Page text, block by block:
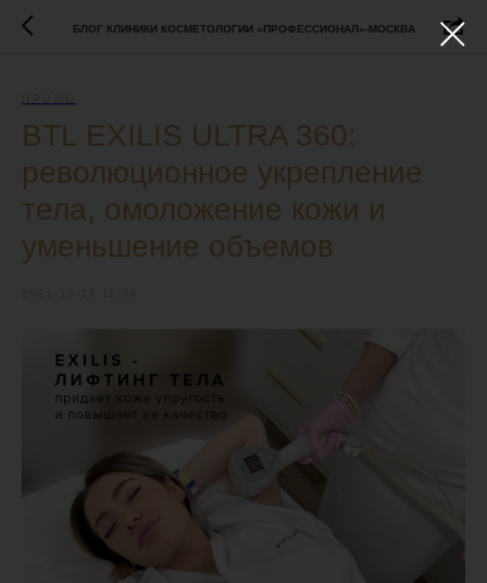
БЛОГ КЛИНИКИ КОСМЕТОЛОГИИ «ПРОФЕССИОНАЛ»-МОСКВА
BTL EXILIS ULTRA 360:
революционное укрепление
тела, омоложение кожи и
уменьшение объемов